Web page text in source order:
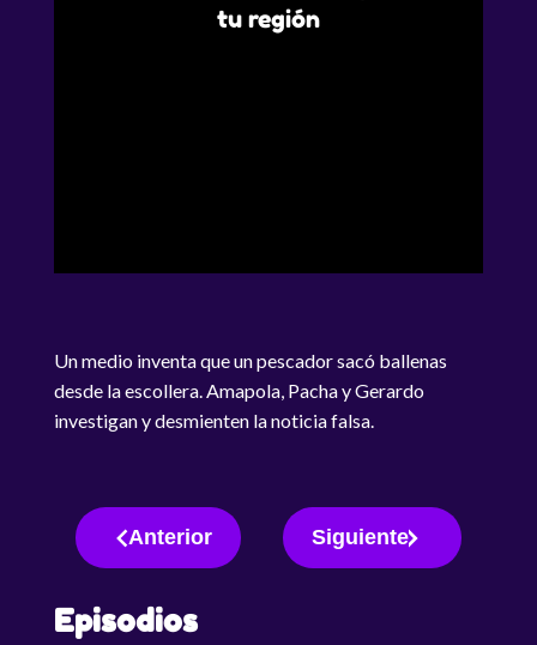
tu región
Un medio inventa que un pescador sacó ballenas
desde la escollera. Amapola, Pacha y Gerardo
investigan y desmienten la noticia falsa.
Anterior Siguiente
Episodios